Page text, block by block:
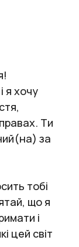
я хочу
Ти
за
тобі
що я
і
цей світ